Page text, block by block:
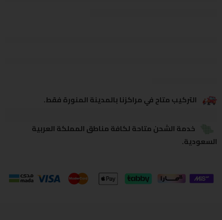
التركيب متاح في مراكزنا بالمدينة المنورة فقط.
خدمة الشحن متاحة لكافة مناطق المملكة العربية
السعودية.